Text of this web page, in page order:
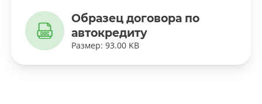
Образец договора по
автокредиту
Размер: 93.00 KB